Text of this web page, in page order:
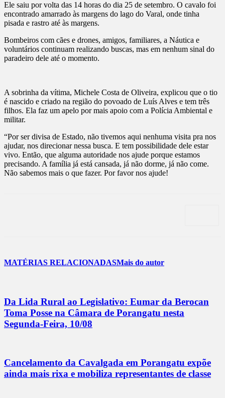
Ele saiu por volta das 14 horas do dia 25 de setembro. O cavalo foi
encontrado amarrado às margens do lago do Varal, onde tinha
pisada e rastro até às margens.
Bombeiros com cães e drones, amigos, familiares, a Náutica e
voluntários continuam realizando buscas, mas em nenhum sinal do
paradeiro dele até o momento.
A sobrinha da vítima, Michele Costa de Oliveira, explicou que o tio
é nascido e criado na região do povoado de Luís Alves e tem três
filhos. Ela faz um apelo por mais apoio com a Polícia Ambiental e
militar.
“Por ser divisa de Estado, não tivemos aqui nenhuma visita pra nos
ajudar, nos direcionar nessa busca. E tem possibilidade dele estar
vivo. Então, que alguma autoridade nos ajude porque estamos
precisando. A família já está cansada, já não dorme, já não come.
Não sabemos mais o que fazer. Por favor nos ajude!
MATÉRIAS RELACIONADASMais do autor
Da Lida Rural ao Legislativo: Eumar da Berocan
Toma Posse na Câmara de Porangatu nesta
Segunda-Feira, 10/08
Cancelamento da Cavalgada em Porangatu expõe
ainda mais rixa e mobiliza representantes de classe